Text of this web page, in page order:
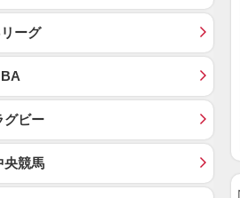
ーグ
グビー
央競馬